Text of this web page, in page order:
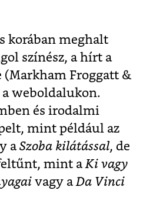
korában meghalt
színész, a hírt a
(Markham Froggatt &
a weboldalukon.
és irodalmi
mint például az
aSzoba kilátással, de
mint aKi vagy
vagy aDa Vinci